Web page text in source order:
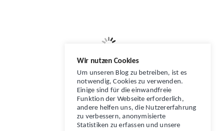
Wir nutzen Cookies
Um unseren Blog zu betreiben, ist es
notwendig, Cookies zu verwenden.
Einige sind für die einwandfreie
Funktion der Webseite erforderlich,
andere helfen uns, die Nutzererfahrung
zu verbessern, anonymisierte
Statistiken zu erfassen und unsere